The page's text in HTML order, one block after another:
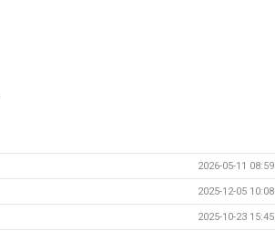
2026-05-11 08:59
2025-12-05 10:08
2025-10-23 15:45